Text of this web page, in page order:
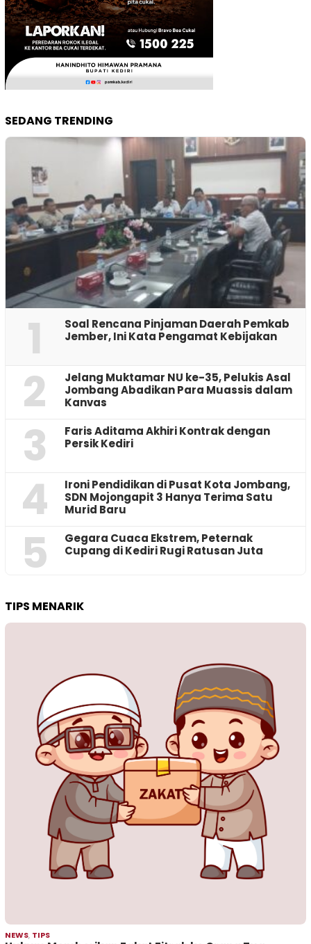
SEDANG TRENDING
1
‎Soal Rencana Pinjaman Daerah Pemkab
Jember, Ini Kata Pengamat Kebijakan ‎
2
Jelang Muktamar NU ke-35, Pelukis Asal
Jombang Abadikan Para Muassis dalam
Kanvas
3
Faris Aditama Akhiri Kontrak dengan
Persik Kediri
4
Ironi Pendidikan di Pusat Kota Jombang,
SDN Mojongapit 3 Hanya Terima Satu
Murid Baru
5
‎Gegara Cuaca Ekstrem, Peternak
Cupang di Kediri Rugi Ratusan Juta
TIPS MENARIK
NEWS, TIPS